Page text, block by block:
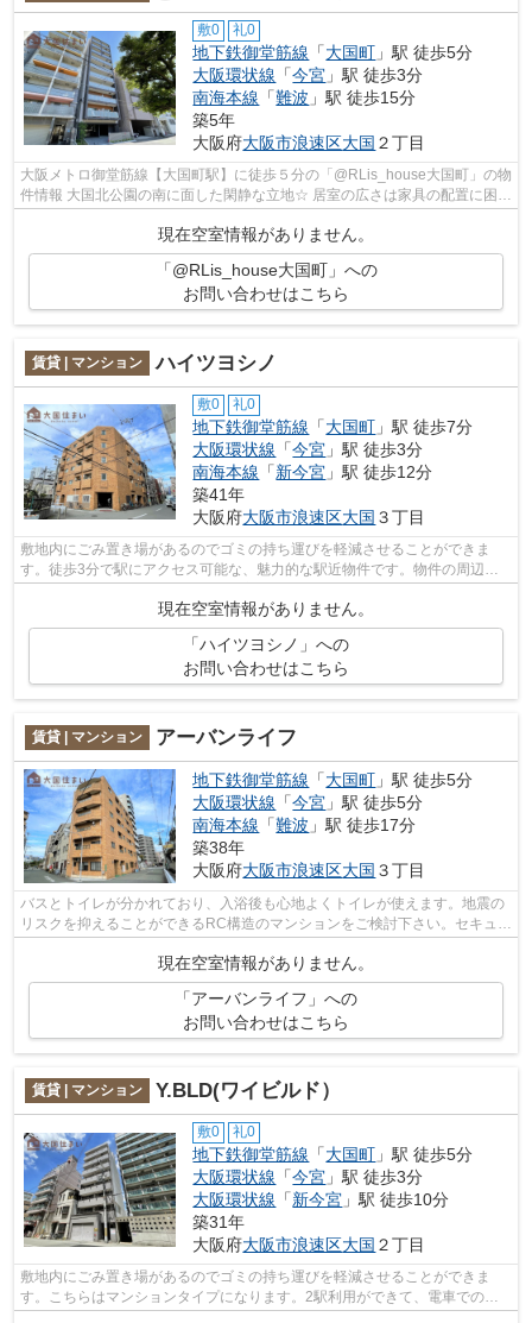
敷0 礼0
地下鉄御堂筋線 「大国町 」駅 徒歩5分
大阪環状線 「今宮 」駅 徒歩3分
南海本線 「難波 」駅 徒歩15分
築5年
大阪府大阪市浪速区大国 ２丁目
大阪メトロ御堂筋線【大国町駅】に徒歩５分の「@RLis_house大国町」の物
件情報 大国北公園の南に面した閑静な立地☆ 居室の広さは家具の配置に困ら
現在空室情報がありません。
「@RLis_house大国町」への
お問い合わせはこちら
賃貸 | マンション ハイツヨシノ
敷0 礼0
地下鉄御堂筋線 「大国町 」駅 徒歩7分
大阪環状線 「今宮 」駅 徒歩3分
南海本線 「新今宮 」駅 徒歩12分
築41年
大阪府大阪市浪速区大国 ３丁目
敷地内にごみ置き場があるのでゴミの持ち運びを軽減させることができま
す。徒歩3分で駅にアクセス可能な、魅力的な駅近物件です。物件の周辺に
現在空室情報がありません。
「ハイツヨシノ」への
お問い合わせはこちら
賃貸 | マンション アーバンライフ
地下鉄御堂筋線 「大国町 」駅 徒歩5分
大阪環状線 「今宮 」駅 徒歩5分
南海本線 「難波 」駅 徒歩17分
築38年
大阪府大阪市浪速区大国 ３丁目
バスとトイレが分かれており、入浴後も心地よくトイレが使えます。地震の
リスクを抑えることができるRC構造のマンションをご検討下さい。セキュリ
ティ設備がしっかりしているマンショ...
現在空室情報がありません。
「アーバンライフ」への
お問い合わせはこちら
賃貸 | マンション Y.BLD(ワイビルド）
敷0 礼0
地下鉄御堂筋線 「大国町 」駅 徒歩5分
大阪環状線 「今宮 」駅 徒歩3分
大阪環状線 「新今宮 」駅 徒歩10分
築31年
大阪府大阪市浪速区大国 ２丁目
敷地内にごみ置き場があるのでゴミの持ち運びを軽減させることができま
す。こちらはマンションタイプになります。2駅利用ができて、電車での移